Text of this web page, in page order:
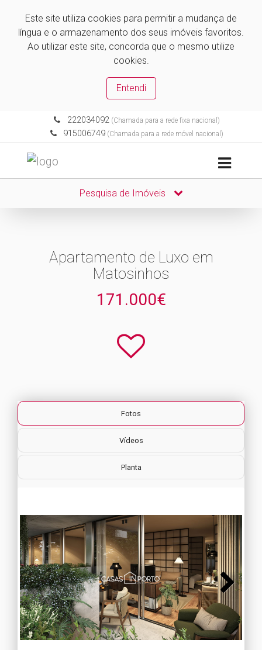
Este site utiliza cookies para permitir a mudança de
língua e o armazenamento dos seus imóveis favoritos.
Ao utilizar este site, concorda que o mesmo utilize
cookies.
Entendi
222034092(Chamada para a rede fixa nacional)
915006749 (Chamada para a rede móvel nacional)
Pesquisa de Imóveis
Apartamento de Luxo em
Matosinhos
171.000€
Fotos
Vídeos
Planta
Next